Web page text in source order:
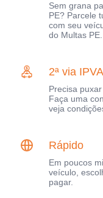
Sem grana
PE? Parcele
com seu
do Multas PE.
2ª via
Precisa
Faça uma
veja
Rápido
Em poucos
veículo,
pagar.